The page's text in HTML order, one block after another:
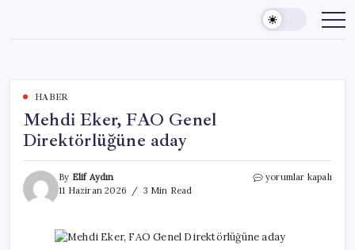
content
HABER
Mehdi Eker, FAO Genel
Direktörlüğüne aday
By Elif Aydın
11 Haziran 2026
3 Min Read
Mehdi
Direktörlüğüne
aday
yorumlar kapalı